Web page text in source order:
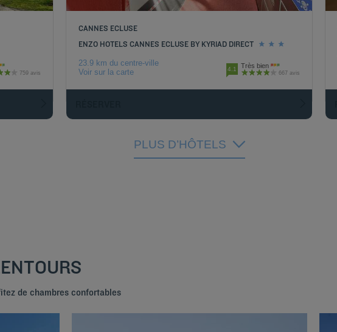
759 avis
CANNES ECLUSE
ENZO HOTELS CANNES ECLUSE BY KYRIAD DIRECT
23.9 km du centre-ville
Voir sur la carte
4.1 Très bien
667 avis
PLUS D’HÔTELS
de chambres confortables